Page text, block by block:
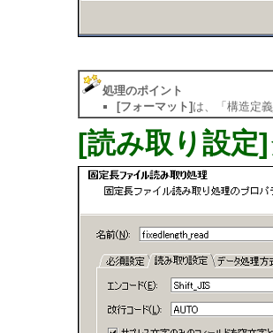
処理のポイント
[フォーマット] は、「構造定
[読み取り設定